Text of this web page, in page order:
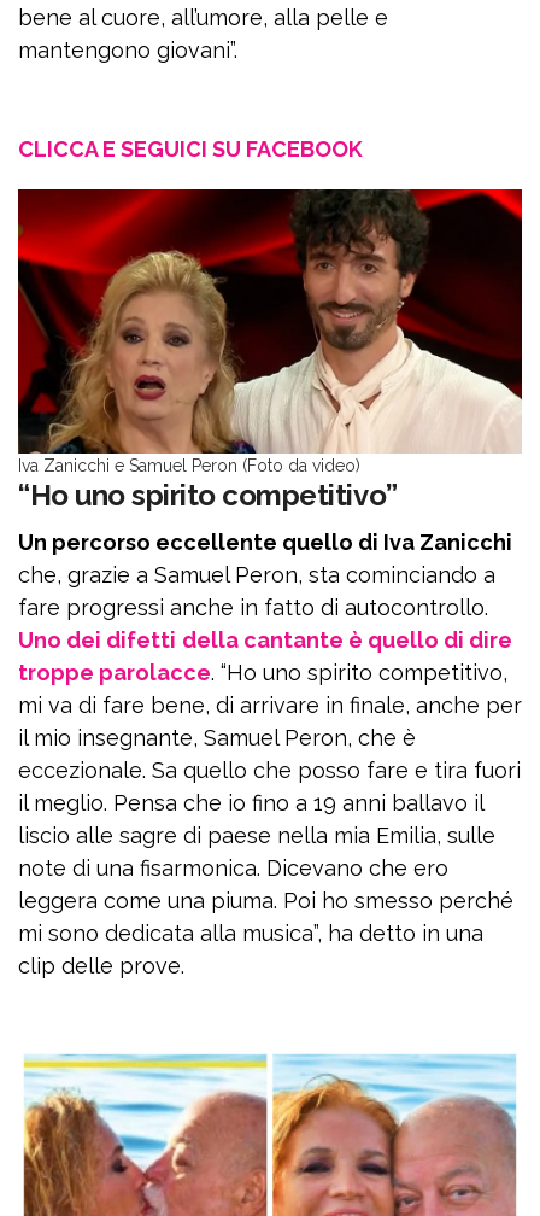
bene al cuore, all’umore, alla pelle e
mantengono giovani”.
CLICCA E SEGUICI SU FACEBOOK
Iva Zanicchi e Samuel Peron (Foto da video)
“Ho uno spirito competitivo”
Un percorso eccellente quello di Iva Zanicchi
che, grazie a Samuel Peron, sta cominciando a
fare progressi anche in fatto di autocontrollo.
Uno dei difetti della cantante è quello di dire
troppe parolacce. “Ho uno spirito competitivo,
mi va di fare bene, di arrivare in finale, anche per
il mio insegnante, Samuel Peron, che è
eccezionale. Sa quello che posso fare e tira fuori
il meglio. Pensa che io fino a 19 anni ballavo il
liscio alle sagre di paese nella mia Emilia, sulle
note di una fisarmonica. Dicevano che ero
leggera come una piuma. Poi ho smesso perché
mi sono dedicata alla musica”, ha detto in una
clip delle prove.